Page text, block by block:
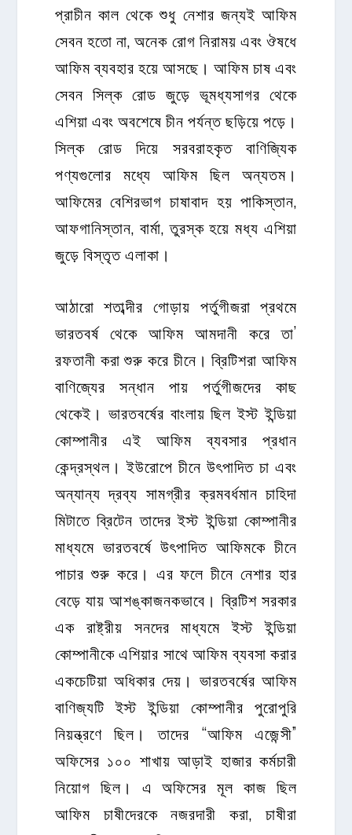
প্রাচীন কাল থেকে শুধু নেশার জন্যই আফিম
সেবন হতো না, অনেক রোগ নিরাময় এবং ঔষধে
আফিম ব্যবহার হয়ে আসছে। আফিম চাষ এবং
সেবন সিল্ক রোড জুড়ে ভূমধ্যসাগর থেকে
এশিয়া এবং অবশেষে চীন পর্যন্ত ছড়িয়ে পড়ে।
সিল্ক রোড দিয়ে সরবরাহকৃত বাণিজ্যিক
পণ্যগুলোর মধ্যে আফিম ছিল অন্যতম।
আফিমের বেশিরভাগ চাষাবাদ হয় পাকিস্তান,
আফগানিস্তান, বার্মা, তুরস্ক হয়ে মধ্য এশিয়া
জুড়ে বিস্তৃত এলাকা।
আঠারো শতাব্দীর গোড়ায় পর্তুগীজরা প্রথমে
ভারতবর্ষ থেকে আফিম আমদানী করে তা’
রফতানী করা শুরু করে চীনে। ব্রিটিশরা আফিম
বাণিজ্যের সন্ধান পায় পর্তুগীজদের কাছ
থেকেই। ভারতবর্ষের বাংলায় ছিল ইস্ট ইন্ডিয়া
কোম্পানীর এই আফিম ব্যবসার প্রধান
কেন্দ্রস্থল। ইউরোপে চীনে উৎপাদিত চা এবং
অন্যান্য দ্রব্য সামগ্রীর ক্রমবর্ধমান চাহিদা
মিটাতে ব্রিটেন তাদের ইস্ট ইন্ডিয়া কোম্পানীর
মাধ্যমে ভারতবর্ষে উৎপাদিত আফিমকে চীনে
পাচার শুরু করে। এর ফলে চীনে নেশার হার
বেড়ে যায় আশঙ্কাজনকভাবে। ব্রিটিশ সরকার
এক রাষ্ট্রীয় সনদের মাধ্যমে ইস্ট ইন্ডিয়া
কোম্পানীকে এশিয়ার সাথে আফিম ব্যবসা করার
একচেটিয়া অধিকার দেয়। ভারতবর্ষের আফিম
বাণিজ্যটি ইস্ট ইন্ডিয়া কোম্পানীর পুরোপুরি
নিয়ন্ত্রণে ছিল। তাদের “আফিম এজেন্সী”
অফিসের ১০০ শাখায় আড়াই হাজার কর্মচারী
নিয়োগ ছিল। এ অফিসের মূল কাজ ছিল
আফিম চাষীদেরকে নজরদারী করা, চাষীরা